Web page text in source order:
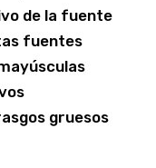
de la fuente
fuentes
gruesos